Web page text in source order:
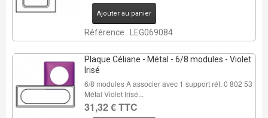
Ajouter au panier
Référence : LEG069084
Plaque Céliane - Métal - 6/8 modules - Violet
Irisé
6/8 modules A associer avec 1 support réf. 0 802 53
Métal Violet Irisé...
31,32 € TTC